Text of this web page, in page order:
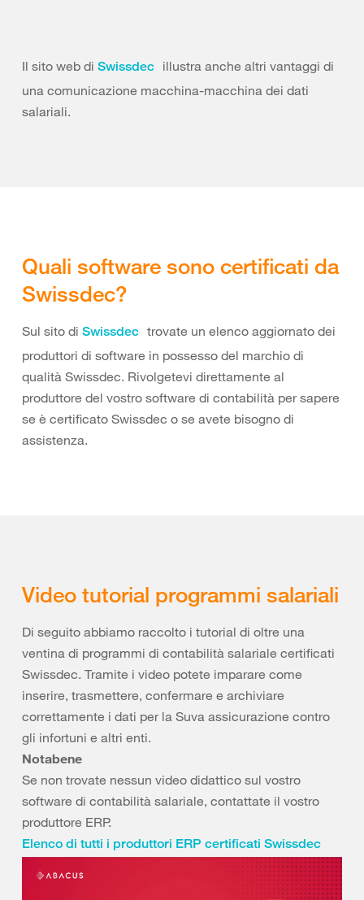
Il sito web di Swissdec illustra anche altri vantaggi di
una comunicazione macchina-macchina dei dati
salariali.
Quali software sono certificati da
Swissdec?
Sul sito di Swissdec trovate un elenco aggiornato dei
produttori di software in possesso del marchio di
qualità Swissdec. Rivolgetevi direttamente al
produttore del vostro software di contabilità per sapere
se è certificato Swissdec o se avete bisogno di
assistenza.
Video tutorial programmi salariali
Di seguito abbiamo raccolto i tutorial di oltre una
ventina di programmi di contabilità salariale certificati
Swissdec. Tramite i video potete imparare come
inserire, trasmettere, confermare e archiviare
correttamente i dati per la Suva assicurazione contro
gli infortuni e altri enti.
Notabene
Se non trovate nessun video didattico sul vostro
software di contabilità salariale, contattate il vostro
produttore ERP.
Elenco di tutti i produttori ERP certificati Swissdec